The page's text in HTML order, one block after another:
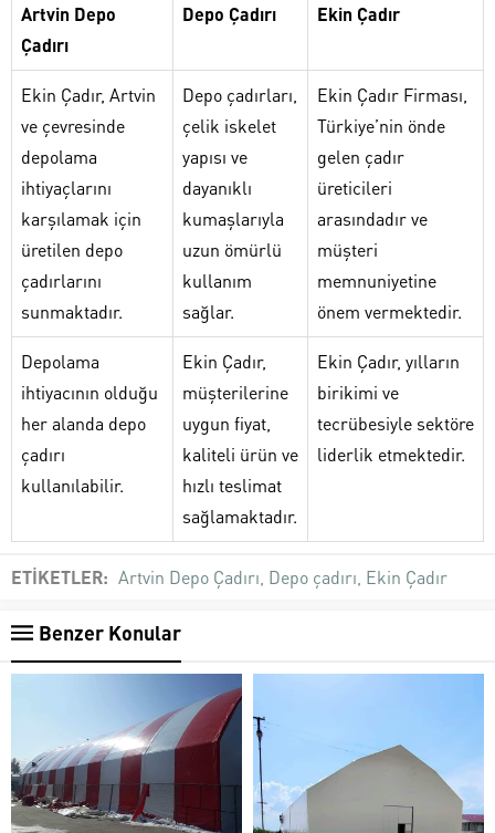
Artvin Depo
Çadırı
Depo Çadırı Ekin Çadır
Ekin Çadır, Artvin
ve çevresinde
depolama
ihtiyaçlarını
karşılamak için
üretilen depo
çadırlarını
sunmaktadır.
Depo çadırları,
çelik iskelet
yapısı ve
dayanıklı
kumaşlarıyla
uzun ömürlü
kullanım
sağlar.
Ekin Çadır Firması,
Türkiye’nin önde
gelen çadır
üreticileri
arasındadır ve
müşteri
memnuniyetine
önem vermektedir.
Depolama
ihtiyacının olduğu
her alanda depo
çadırı
kullanılabilir.
Ekin Çadır,
müşterilerine
uygun fiyat,
kaliteli ürün ve
hızlı teslimat
sağlamaktadır.
Ekin Çadır, yılların
birikimi ve
tecrübesiyle sektöre
liderlik etmektedir.
ETİKETLER: Artvin Depo Çadırı Depo çadırı Ekin Çadır
Benzer Konular